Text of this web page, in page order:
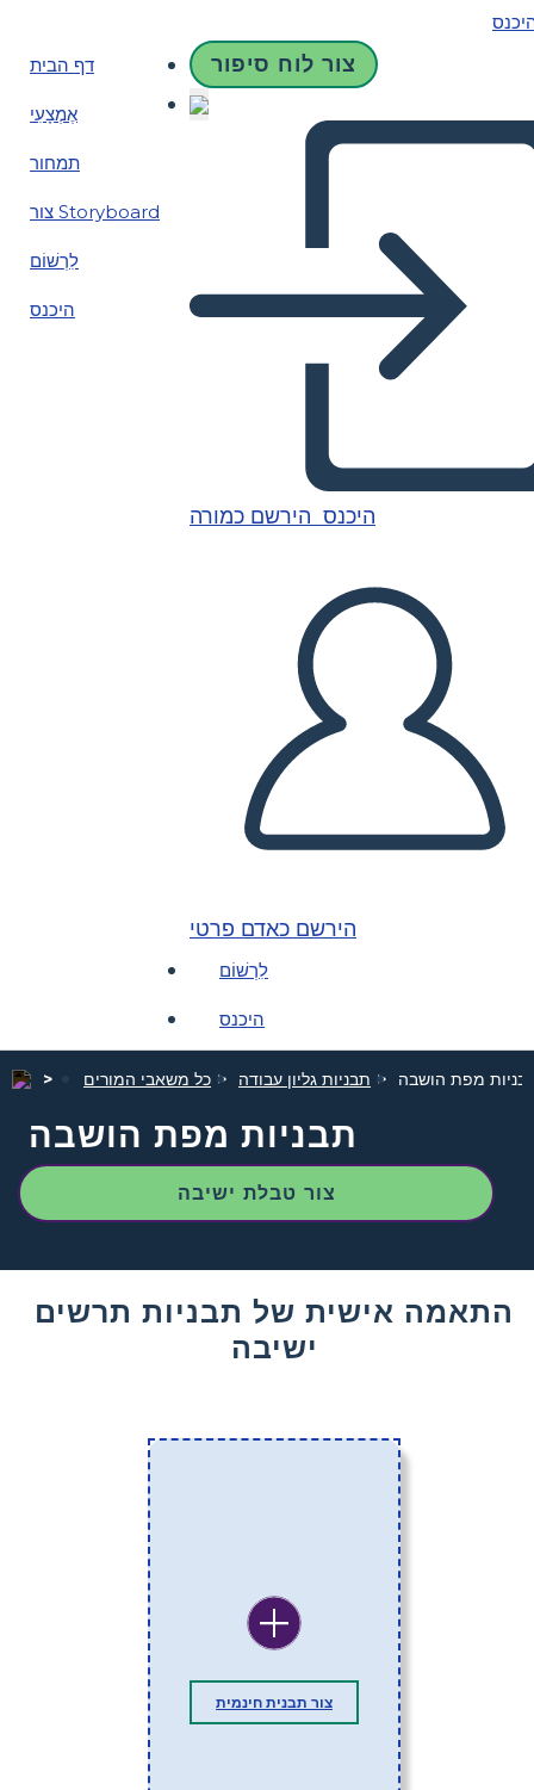
דף הבית
אֶמְצָעִי
תמחור
צור Storyboard
לִרְשׁוֹם
היכנס
צור לוח סיפור
היכנס הירשם כמורה
הירשם כאדם פרטי
לִרְשׁוֹם
היכנס
כל משאבי המורים תבניות גליון עבודה מפת הושבה
תבניות מפת הושבה
צור טבלת ישיבה
התאמה אישית של תבניות תרשים
ישיבה
צור תבנית חינמית